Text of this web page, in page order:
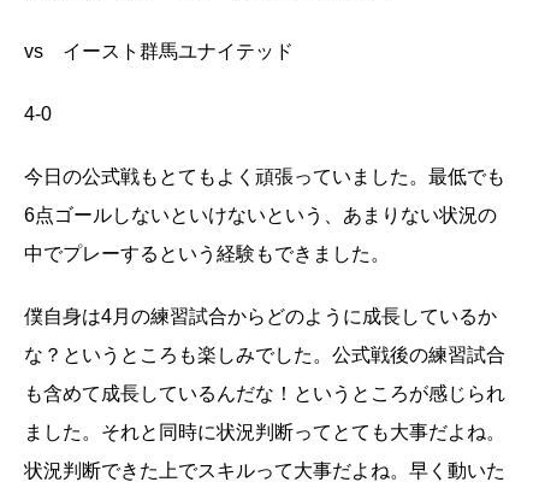
vs イースト群馬ユナイテッド
4-0
今日の公式戦もとてもよく頑張っていました。最低でも
6点ゴールしないといけないという、あまりない状況の
中でプレーするという経験もできました。
僕自身は4月の練習試合からどのように成長しているか
な？というところも楽しみでした。公式戦後の練習試合
も含めて成長しているんだな！というところが感じられ
ました。それと同時に状況判断ってとても大事だよね。
状況判断できた上でスキルって大事だよね。早く動いた